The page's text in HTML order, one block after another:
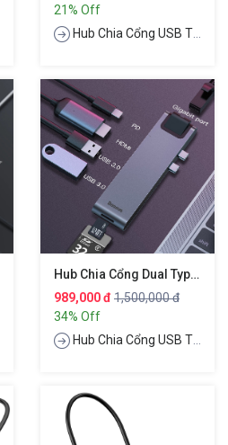
21% Off
Hub Chia Cổng USB Type-C
Hub Chia Cổng Dual Type-C 7 In 1 Hỗ Trợ Sạc Nhanh PD 3.0 Hiệu Baseus Thunderbolt
989,000 đ 1,500,000 đ
34% Off
Hub Chia Cổng USB Type-C